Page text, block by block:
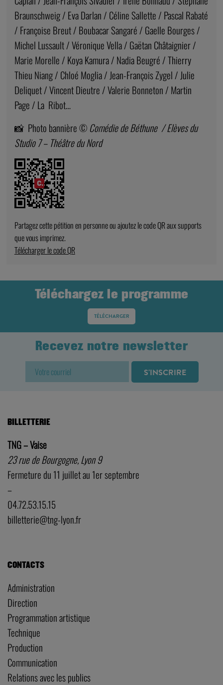
Braunschweig / Eva Darlan / Céline Sallette / Pascal Rabaté
/ Françoise Breut / Boubacar Sangaré / Gaelle Bourges /
Michel Lussault / Véronique Vella / Gaëtan Châtaignier /
Marie Morelle / Koya Kamura / Nadia Beugré / Thierry
Thieu Niang / Chloé Moglia / Jean-François Zygel / Julie
Deliquet / Vincent Dieutre / Valerie Bonneton / Martin
Page / La Ribot…
📸 Photo bannière ©️ Comédie de Béthune / Elèves du
Studio 7 – Théâtre du Nord
Partagez cette pétition en personne ou ajoutez le code QR aux supports
que vous imprimez.
Télécharger le code QR
Téléchargez le programme
TÉLÉCHARGER
Recevez notre newsletter
BILLETTERIE
TNG – Vaise
23 rue de Bourgogne, Lyon 9
Fermeture du 11 juillet au 1er septembre
–
04.72.53.15.15
billetterie@tng-lyon.fr
CONTACTS
Administration
Direction
Programmation artistique
Technique
Production
Communication
Relations avec les publics